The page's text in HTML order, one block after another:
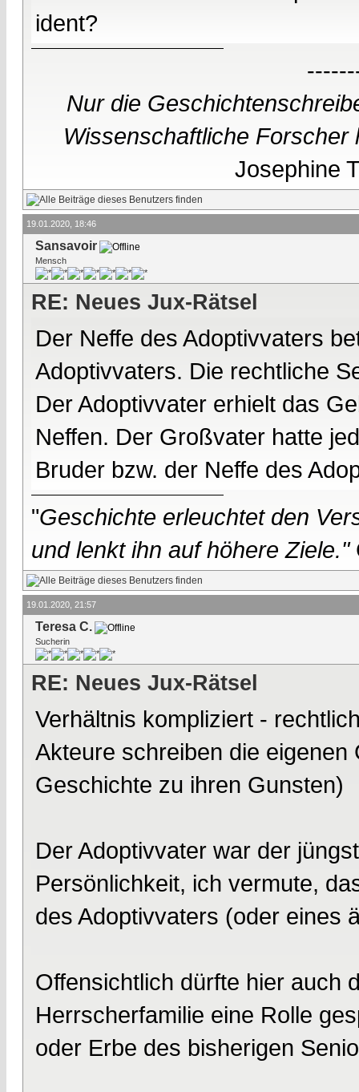
ident?
Nur die
Wissenschaftliche
Josephine
19.01.2020, 18:46
Sansavoir
Mensch
RE: Neues Jux-Rätsel
Der Neffe des Adoptivvaters
Adoptivvaters. Die rechtliche
Der Adoptivvater erhielt das
Neffen. Der Großvater hatte
Bruder bzw. der Neffe des
"Geschichte erleuchtet den
und lenkt ihn auf höhere Ziele."
19.01.2020, 21:57
Teresa C.
Sucherin
RE: Neues Jux-Rätsel
Verhältnis kompliziert -
Akteure schreiben die
Geschichte zu ihren Gunsten)
Der Adoptivvater war der
Persönlichkeit, ich vermute,
des Adoptivvaters (oder eines
Offensichtlich dürfte hier auch
Herrscherfamilie eine Rolle
oder Erbe des bisherigen